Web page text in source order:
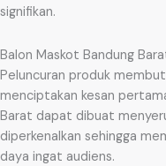
signifikan.
Balon Maskot Bandung
Peluncuran produk
menciptakan kesan
Barat dapat dibuat
diperkenalkan sehingga
daya ingat audiens.